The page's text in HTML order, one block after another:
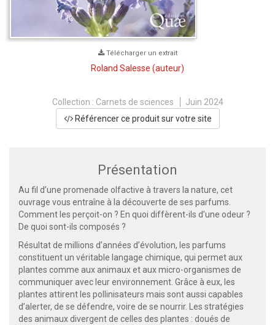
Télécharger un extrait
Roland Salesse (auteur)
Collection : Carnets de sciences
Juin 2024
Référencer ce produit sur votre site
Présentation
Au fil d’une promenade olfactive à travers la nature, cet
ouvrage vous entraîne à la découverte de ses parfums.
Comment les perçoit-on ? En quoi diffèrent-ils d’une odeur ?
De quoi sont-ils composés ?
Résultat de millions d’années d’évolution, les parfums
constituent un véritable langage chimique, qui permet aux
plantes comme aux animaux et aux micro-organismes de
communiquer avec leur environnement. Grâce à eux, les
plantes attirent les pollinisateurs mais sont aussi capables
d’alerter, de se défendre, voire de se nourrir. Les stratégies
des animaux divergent de celles des plantes : doués de